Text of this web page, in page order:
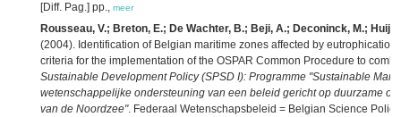
[Diff. Pag.] pp., meer
Rousseau, V.; Breton, E.; De Wachter, B.; Beji, A.; Deconinck, M.;
(2004). Identification of Belgian maritime zones affected by
criteria for the implementation of the OSPAR Common Procedure to
Sustainable Development Policy (SPSD I): Programme "Sustainable
wetenschappelijke ondersteuning van een beleid gericht op duurzame
van de Noordzee". Federaal Wetenschapsbeleid = Belgian Science